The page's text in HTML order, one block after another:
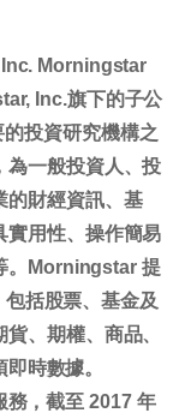
Morningstar
Inc.旗下的子公
投資研究機構之
為一般投資人、投
的財經資訊、基
實用性、操作簡易
。Morningstar 提
括股票、基金及
、期權、商品、
時數據。
，截至 2017 年